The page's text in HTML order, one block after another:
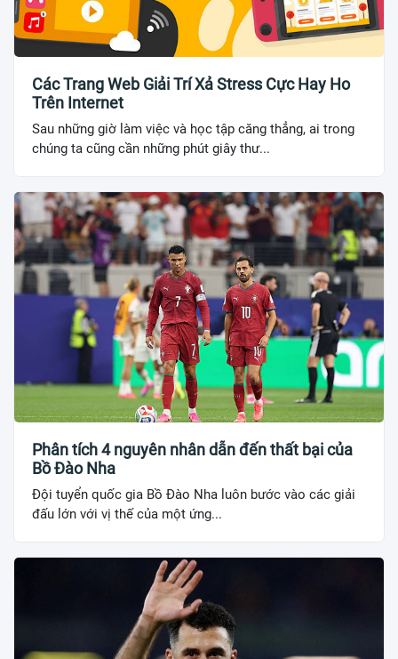
Các Trang Web Giải Trí Xả Stress Cực Hay Ho
Trên Internet
Sau những giờ làm việc và học tập căng thẳng, ai trong
chúng ta cũng cần những phút giây thư...
Phân tích 4 nguyên nhân dẫn đến thất bại của
Bồ Đào Nha
Đội tuyển quốc gia Bồ Đào Nha luôn bước vào các giải
đấu lớn với vị thế của một ứng...